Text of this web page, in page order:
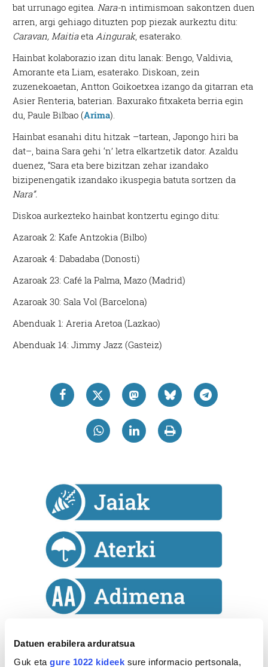
Datuen erabilera arduratsua
Guk eta gure 1022 kideek sure informacio pertsonala,
bat urrunago egitea.Nara-n intimismoan sakontzen duen
arren, argi gehiago dituzten pop piezak aurkeztu ditu:
Caravan, MaitiaetaAingurak, esaterako.
Hainbat kolaborazio izan ditu lanak: Bengo, Valdivia,
Amorante eta Liam, esaterako. Diskoan, zein
zuzenekoaetan, Antton Goikoetxea izango da gitarran eta
Asier Renteria, baterian. Baxurako fitxaketa berria egin
du, Paule Bilbao (Arima).
Hainbat esanahi ditu hitzak –tartean, Japongo hiri ba
dat–, baina Sara gehi ‘n’ letra elkartzetik dator. Azaldu
duenez, “Sara eta bere bizitzan zehar izandako
bizipenengatik izandako ikuspegia batuta sortzen da
Nara”.
Diskoa aurkezteko hainbat kontzertu egingo ditu:
Azaroak 2: Kafe Antzokia (Bilbo)
Azaroak 4: Dabadaba (Donosti)
Azaroak 23: Café la Palma, Mazo (Madrid)
Azaroak 30: Sala Vol (Barcelona)
Abenduak 1: Areria Aretoa (Lazkao)
Abenduak 14: Jimmy Jazz (Gasteiz)
Astekaria